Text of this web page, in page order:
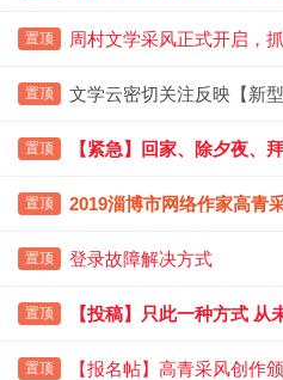
置顶 周村文学采风正式开启，
置顶 文学云密切关注反映【新
置顶 【紧急】回家、除夕夜、
置顶 2019淄博市网络作家高青
置顶 登录故障解决方式
置顶 【投稿】只此一种方式 从
置顶 【报名帖】高青采风创作颁